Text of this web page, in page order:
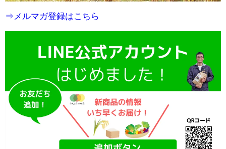
⇒メルマガ登録はこちら